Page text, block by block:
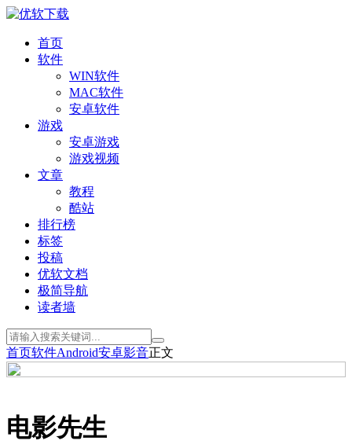
首页
软件
WIN软件
MAC软件
安卓软件
游戏
安卓游戏
游戏视频
文章
教程
酷站
排行榜
标签
投稿
优软文档
极简导航
读者墙
首页软件Android安卓影音正文
电影先生